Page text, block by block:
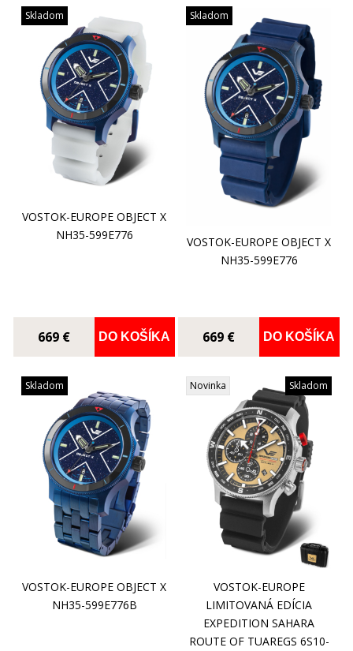
Skladom
VOSTOK-EUROPE OBJECT X
NH35-599E776
669 € DO KOŠÍKA
Skladom
VOSTOK-EUROPE OBJECT X
NH35-599E776
669 € DO KOŠÍKA
Skladom
VOSTOK-EUROPE OBJECT X
NH35-599E776B
Novinka Skladom
VOSTOK-EUROPE
LIMITOVANÁ EDÍCIA
EXPEDITION SAHARA
ROUTE OF TUAREGS 6S10-